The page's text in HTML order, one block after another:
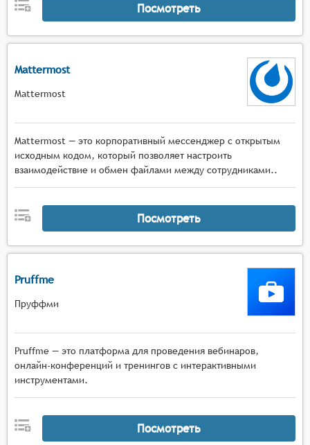
Посмотреть
Mattermost
Mattermost
Mattermost — это корпоративный мессенджер с открытым
исходным кодом, который позволяет настроить
взаимодействие и обмен файлами между сотрудниками..
Посмотреть
Pruffme
Пруффми
Pruffme — это платформа для проведения вебинаров,
онлайн-конференций и тренингов с интерактивными
инструментами.
Посмотреть